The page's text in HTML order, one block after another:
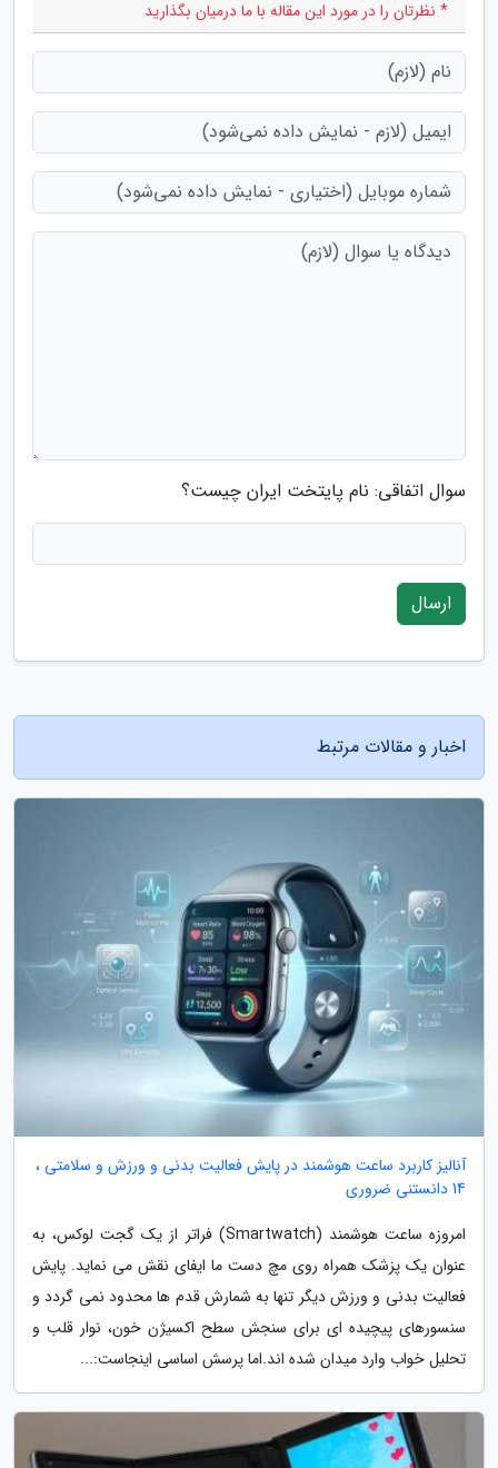
* نظرتان را در مورد این مقاله با ما درمیان بگذارید
سوال اتفاقی: نام پایتخت ایران چیست؟
ارسال
اخبار و مقالات مرتبط
آنالیز کاربرد ساعت هوشمند در پایش فعالیت بدنی و ورزش و سلامتی ،
14 دانستنی ضروری
امروزه ساعت هوشمند (Smartwatch) فراتر از یک گجت لوکس، به
عنوان یک پزشک همراه روی مچ دست ما ایفای نقش می نماید. پایش
فعالیت بدنی و ورزش دیگر تنها به شمارش قدم ها محدود نمی گردد و
سنسورهای پیچیده ای برای سنجش سطح اکسیژن خون، نوار قلب و
تحلیل خواب وارد میدان شده اند.اما پرسش اساسی اینجاست:...